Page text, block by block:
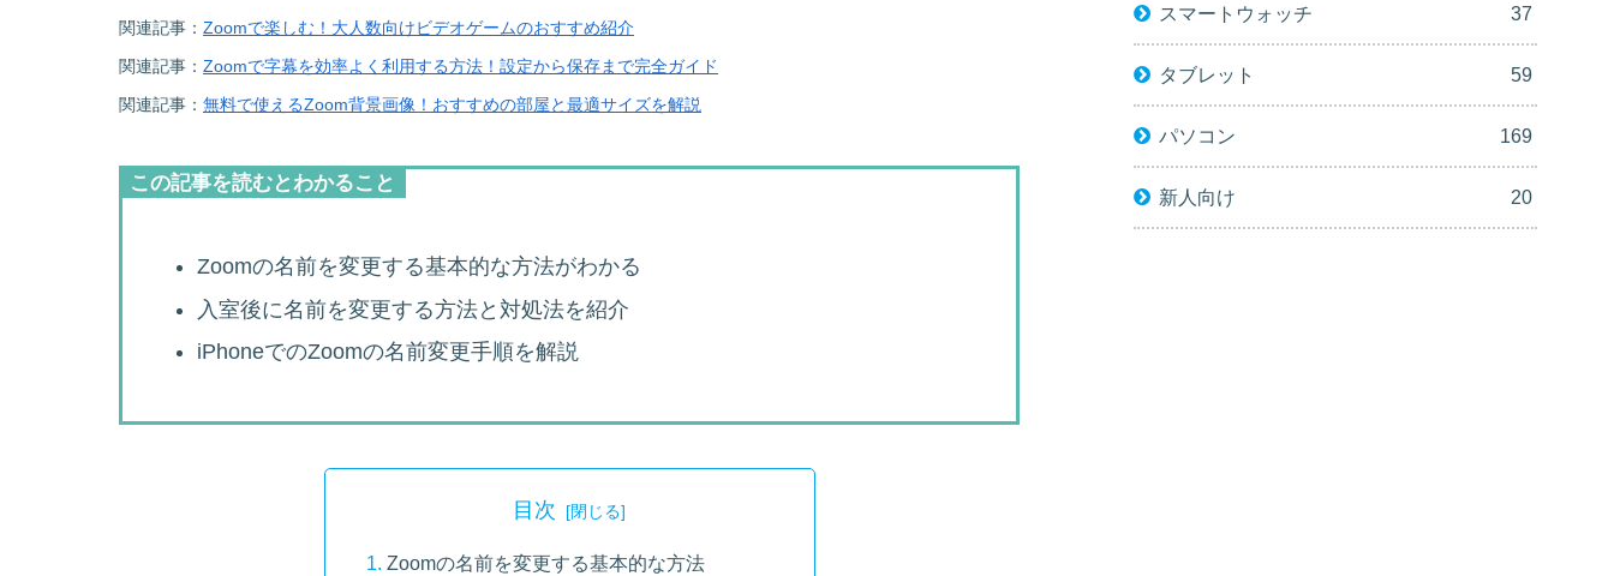
関連記事： Zoomで楽しむ！大人数向けビデオゲームのおすすめ紹介
関連記事： Zoomで字幕を効率よく利用する方法！設定から保存まで完全ガイド
関連記事： 無料で使えるZoom背景画像！おすすめの部屋と最適サイズを解説
この記事を読むとわかること
Zoomの名前を変更する基本的な方法がわかる
入室後に名前を変更する方法と対処法を紹介
iPhoneでのZoomの名前変更手順を解説
目次
Zoomの名前を変更する基本的な方法
スマートウォッチ 37
タブレット 59
パソコン 169
新人向け 20